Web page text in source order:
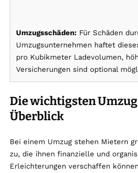
Umzugsschäden: Für Schäden
Umzugsunternehmen haftet
pro Kubikmeter Ladevolumen,
Versicherungen sind optional
Die wichtigsten
Überblick
Bei einem Umzug stehen Mietern
zu, die ihnen finanzielle und
Erleichterungen verschaffen